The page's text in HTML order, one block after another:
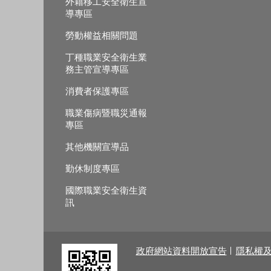
導專區
勞動權益相關問題
丁種職業安全衛生業
務主管宣導專區
消費者保護專區
職業傷病暨職災通報
專區
其他機關宣導品
勤休制度專區
國際職業安全衛生資
訊
政府網站資料開放宣告 隱私權